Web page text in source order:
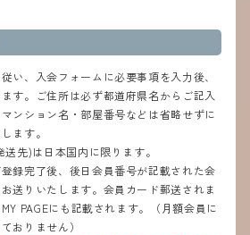
い、入会フォームに必要事項を入力後、
す。ご住所は必ず都道府県名からご記入
ンション名・部屋番号などは省略せずに
ます。
先)は日本国内に限ります。
登録完了後、後日会員番号が記載された会
送りいたします。会員カード郵送されま
PAGEにも記載されます。（月額会員に
おりません）